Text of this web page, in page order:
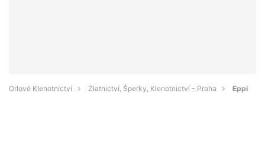
Orlové Klenotnictví Zlatnictví, Šperky, Klenotnictví - Praha Eppi